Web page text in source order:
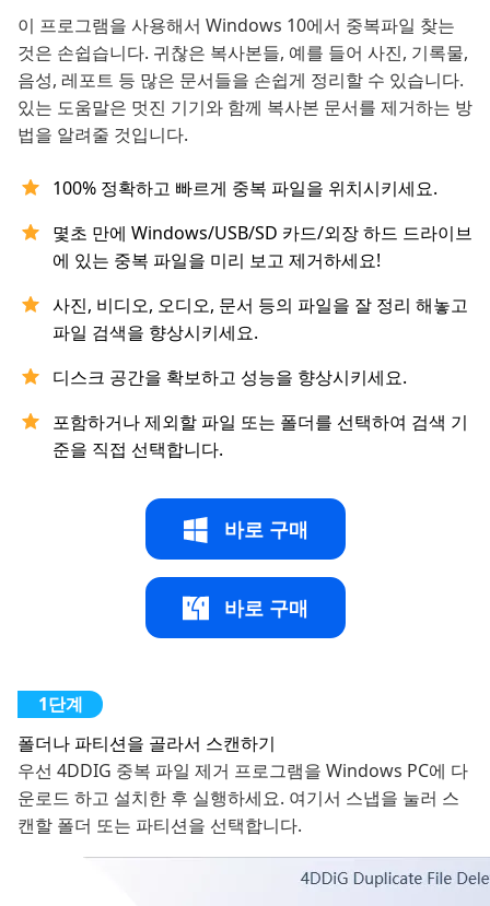
이 프로그램을 사용해서 Windows 10에서 중복파일 찾는
것은 손쉽습니다. 귀찮은 복사본들, 예를 들어 사진, 기록물,
음성, 레포트 등 많은 문서들을 손쉽게 정리할 수 있습니다.
있는 도움말은 멋진 기기와 함께 복사본 문서를 제거하는 방
법을 알려줄 것입니다.
100% 정확하고 빠르게 중복 파일을 위치시키세요.
몇초 만에 Windows/USB/SD 카드/외장 하드 드라이브
에 있는 중복 파일을 미리 보고 제거하세요!
사진, 비디오, 오디오, 문서 등의 파일을 잘 정리 해놓고
파일 검색을 향상시키세요.
디스크 공간을 확보하고 성능을 향상시키세요.
포함하거나 제외할 파일 또는 폴더를 선택하여 검색 기
준을 직접 선택합니다.
바로 구매
바로 구매
폴더나 파티션을 골라서 스캔하기
우선 4DDIG 중복 파일 제거 프로그램을 Windows PC에 다
운로드 하고 설치한 후 실행하세요. 여기서 스냅을 눌러 스
캔할 폴더 또는 파티션을 선택합니다.